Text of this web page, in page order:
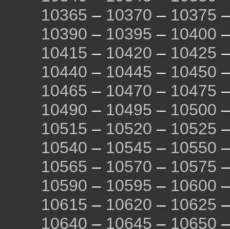
10365 – 10370 – 10375
10390 – 10395 – 10400
10415 – 10420 – 10425
10440 – 10445 – 10450
10465 – 10470 – 10475
10490 – 10495 – 10500
10515 – 10520 – 10525
10540 – 10545 – 10550
10565 – 10570 – 10575
10590 – 10595 – 10600
10615 – 10620 – 10625
10640 – 10645 – 10650